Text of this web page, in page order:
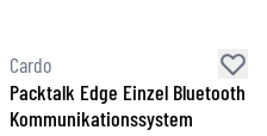
Cardo
Packtalk Edge Einzel Bluetooth
Kommunikationssystem